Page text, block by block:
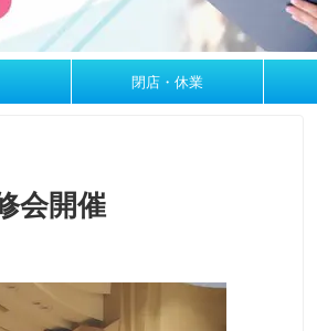
閉店・休業
会開催